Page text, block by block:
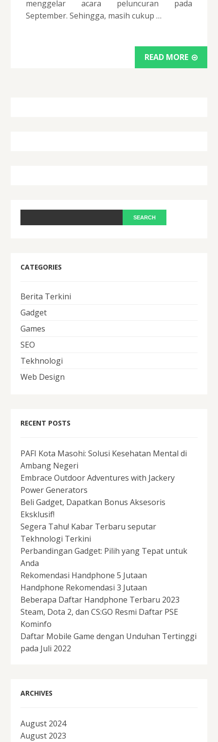
menggelar acara peluncuran pada
September. Sehingga, masih cukup …
READ MORE
CATEGORIES
Berita Terkini
Gadget
Games
SEO
Tekhnologi
Web Design
RECENT POSTS
PAFI Kota Masohi: Solusi Kesehatan Mental di
Ambang Negeri
Embrace Outdoor Adventures with Jackery
Power Generators
Beli Gadget, Dapatkan Bonus Aksesoris
Eksklusif!
Segera Tahu! Kabar Terbaru seputar
Tekhnologi Terkini
Perbandingan Gadget: Pilih yang Tepat untuk
Anda
Rekomendasi Handphone 5 Jutaan
Handphone Rekomendasi 3 Jutaan
Beberapa Daftar Handphone Terbaru 2023
Steam, Dota 2, dan CS:GO Resmi Daftar PSE
Kominfo
Daftar Mobile Game dengan Unduhan Tertinggi
pada Juli 2022
ARCHIVES
August 2024
August 2023